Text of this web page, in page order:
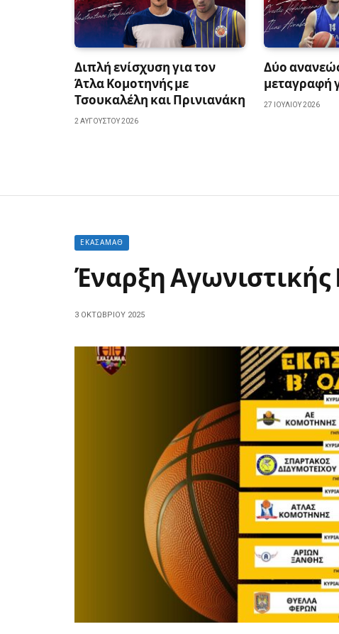
Διπλή ενίσχυση για τον
Άτλα Κομοτηνής με
Τσουκαλέλη και Πρινιανάκη
2 ΑΥΓΟΎΣΤΟΥ 2026
Δύο
μεταγραφή
27 ΙΟΥΛΊΟΥ 2026
ΕΚΑΣΑΜΑΘ
Έναρξη
3 ΟΚΤΩΒΡΊΟΥ 2025